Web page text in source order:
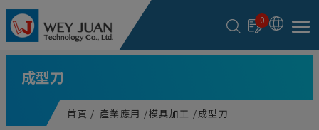
0
成型刀
首頁 產業應用 模具加工 成型刀
Cookie管理面板